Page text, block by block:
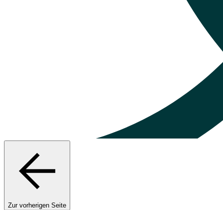
Zur vorherigen Seite